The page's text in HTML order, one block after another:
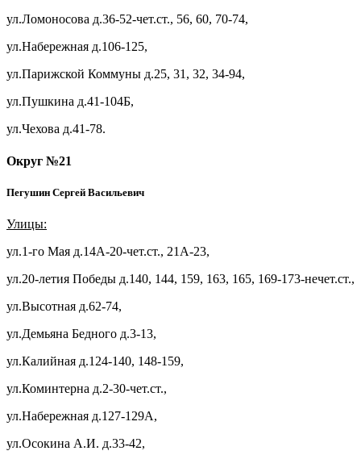
ул.Ломоносова д.36-52-чет.ст., 56, 60, 70-74,
ул.Набережная д.106-125,
ул.Парижской Коммуны д.25, 31, 32, 34-94,
ул.Пушкина д.41-104Б,
ул.Чехова д.41-78.
Округ №21
Пегушин Сергей Васильевич
Улицы:
ул.1-го Мая д.14А-20-чет.ст., 21А-23,
ул.20-летия Победы д.140, 144, 159, 163, 165, 169-173-нечет.ст.,
ул.Высотная д.62-74,
ул.Демьяна Бедного д.3-13,
ул.Калийная д.124-140, 148-159,
ул.Коминтерна д.2-30-чет.ст.,
ул.Набережная д.127-129А,
ул.Осокина А.И. д.33-42,